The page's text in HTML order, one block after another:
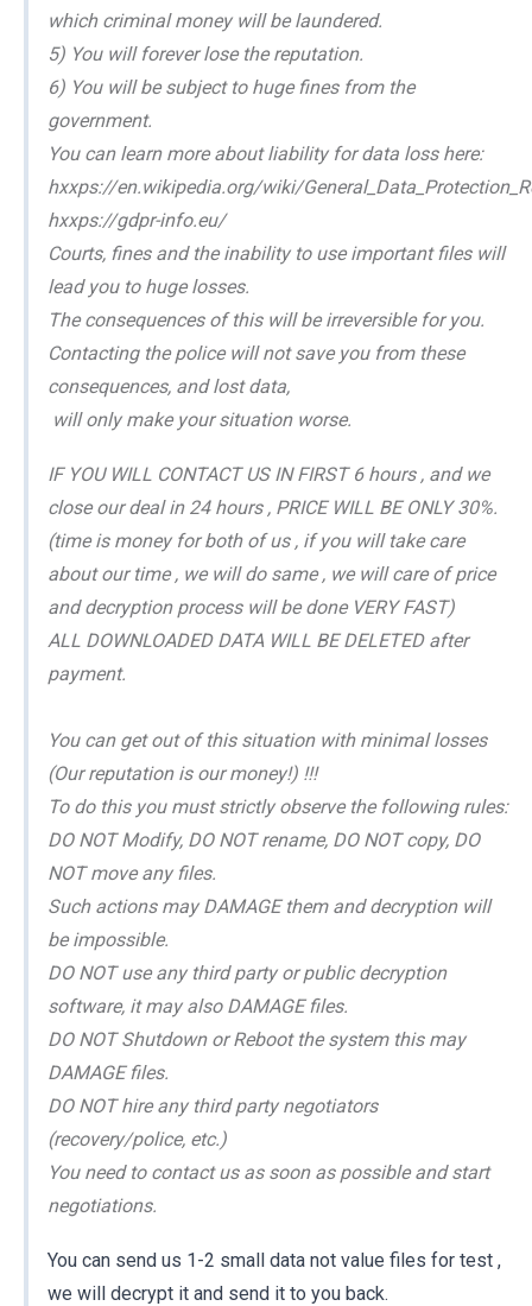
which criminal money will be laundered.
5) You will forever lose the reputation.
6) You will be subject to huge fines from the
government.
You can learn more about liability for data loss here:
hxxps://en.wikipedia.org/wiki/
hxxps://gdpr-info.eu/
Courts, fines and the inability to use important files will
lead you to huge losses.
The consequences of this will be irreversible for you.
Contacting the police will not save you from these
consequences, and lost data,
will only make your situation worse.
IF YOU WILL CONTACT US IN FIRST 6 hours , and we
close our deal in 24 hours , PRICE WILL BE ONLY 30%.
(time is money for both of us , if you will take care
about our time , we will do same , we will care of price
and decryption process will be done VERY FAST)
ALL DOWNLOADED DATA WILL BE DELETED after
payment.
You can get out of this situation with minimal losses
(Our reputation is our money!) !!!
To do this you must strictly observe the following rules:
DO NOT Modify, DO NOT rename, DO NOT copy, DO
NOT move any files.
Such actions may DAMAGE them and decryption will
be impossible.
DO NOT use any third party or public decryption
software, it may also DAMAGE files.
DO NOT Shutdown or Reboot the system this may
DAMAGE files.
DO NOT hire any third party negotiators
(recovery/police, etc.)
You need to contact us as soon as possible and start
negotiations.
You can send us 1-2 small data not value files for test ,
we will decrypt it and send it to you back.